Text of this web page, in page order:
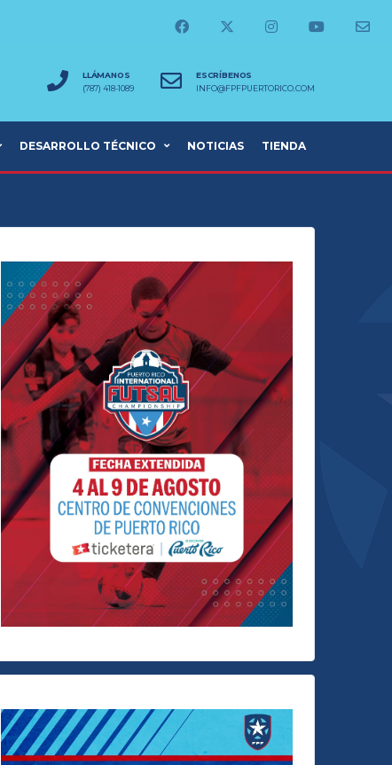
LLÁMANOS
(787) 418-1089
ESCRÍBENOS
INFO@FPFPUERTORICO.COM
DESARROLLO TÉCNICO NOTICIAS TIENDA